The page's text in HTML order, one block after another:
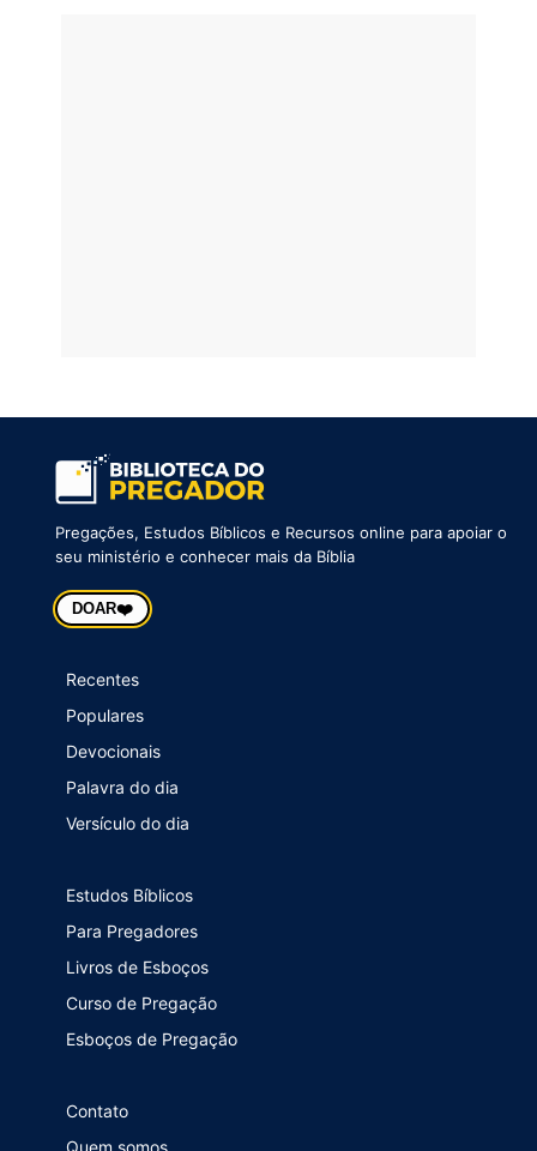
Pregações, Estudos Bíblicos e Recursos online para apoiar o
seu ministério e conhecer mais da Bíblia
DOAR❤️
Recentes
Populares
Devocionais
Palavra do dia
Versículo do dia
Estudos Bíblicos
Para Pregadores
Livros de Esboços
Curso de Pregação
Esboços de Pregação
Contato
Quem somos